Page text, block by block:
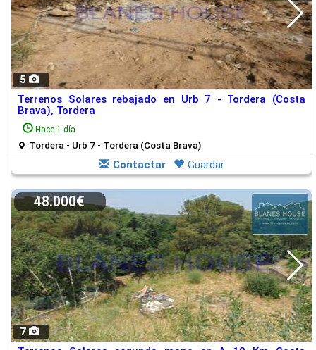
5
Terrenos Solares rebajado en Urb 7 - Tordera (Costa
Brava), Tordera
Hace 1 día
Tordera - Urb 7 - Tordera (Costa Brava)
Contactar Guardar
7
48.000€